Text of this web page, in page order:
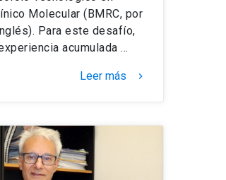
Molecular (BMRC, por
Para este desafío,
acumulada …
Leer más keyboard_arrow_right